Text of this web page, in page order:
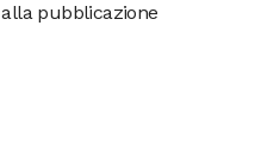
pubblicazione